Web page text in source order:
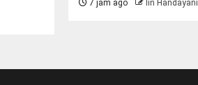
7 jam ago Iin Handayani